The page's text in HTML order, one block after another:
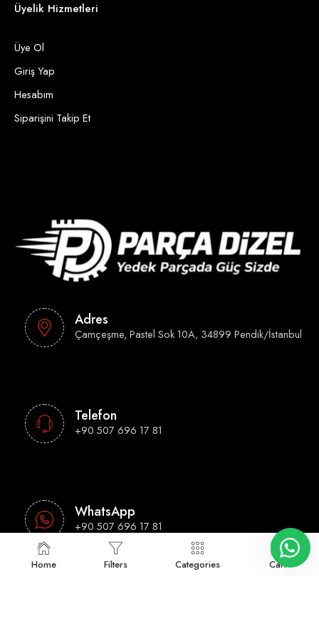
Üyelik Hizmetleri
Üye Ol
Giriş Yap
Hesabım
Siparişini Takip Et
Adres
Çamçeşme, Pastel Sok 10A, 34899 Pendik/İstanbul
Telefon
+90 507 696 17 81
WhatsApp
+90 507 696 17 81
Home Filters Categories Cart